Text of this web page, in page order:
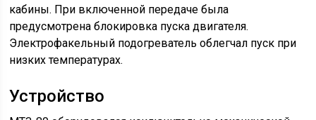
кабины. При включенной передаче была
предусмотрена блокировка пуска двигателя.
Электрофакельный подогреватель облегчал пуск при
низких температурах.
Устройство